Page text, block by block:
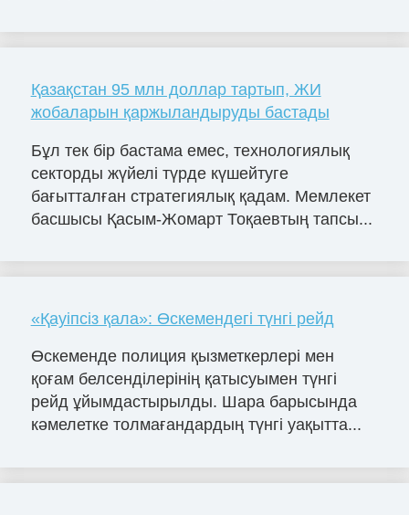
Қазақстан 95 млн доллар тартып, ЖИ
жобаларын қаржыландыруды бастады
Бұл тек бір бастама емес, технологиялық
секторды жүйелі түрде күшейтуге
бағытталған стратегиялық қадам. Мемлекет
басшысы Қасым-Жомарт Тоқаевтың тапсы...
«Қауіпсіз қала»: Өскемендегі түнгі рейд
Өскеменде полиция қызметкерлері мен
қоғам белсенділерінің қатысуымен түнгі
рейд ұйымдастырылды. Шара барысында
кәмелетке толмағандардың түнгі уақытта...